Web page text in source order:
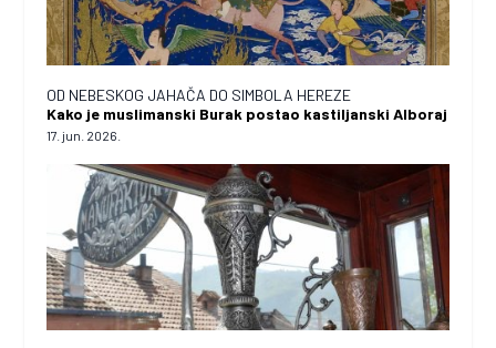
OD NEBESKOG JAHAČA DO SIMBOLA HEREZE
Kako je muslimanski Burak postao kastiljanski Alboraj
17. jun. 2026.